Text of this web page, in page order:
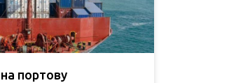
портову